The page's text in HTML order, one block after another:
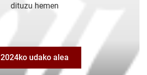
dituzu hemen
2024ko udako alea